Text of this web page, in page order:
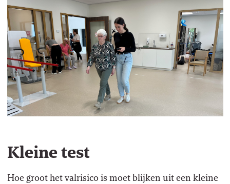
Kleine test
Hoe groot het valrisico is moet blijken uit een kleine